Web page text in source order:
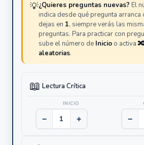
💡¿Quieres preguntas nuevas? El
indica desde qué pregunta arranca
dejas en 1, siempre verás las
preguntas. Para practicar con
sube el número de Inicio o activa
aleatorias.
📖 Lectura Crítica
INICIO
− + −